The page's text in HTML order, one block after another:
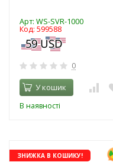
Арт: WS-SVR-1000
Код: 599588
0
У кошик
В наявності
ЗНИЖКА В КОШИКУ!